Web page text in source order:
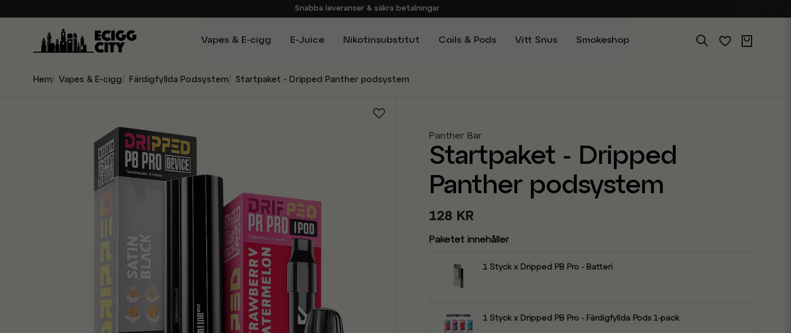
Snabba leveranser & säkra betalningar
Brett sortiment av produkter
Vapes & E-cigg E-Juice Nikotinsubstitut Coils & Pods Vitt Snus Smokeshop
Hem Vapes & E-cigg Färdigfyllda Podsystem Startpaket - Dripped Panther podsystem
Panther Bar
Startpaket - Dripped
Panther podsystem
128 KR
Paketet innehåller
1 Styck x Dripped PB Pro - Batteri
1 Styck x Dripped PB Pro - Färdigfyllda Pods 1-pack